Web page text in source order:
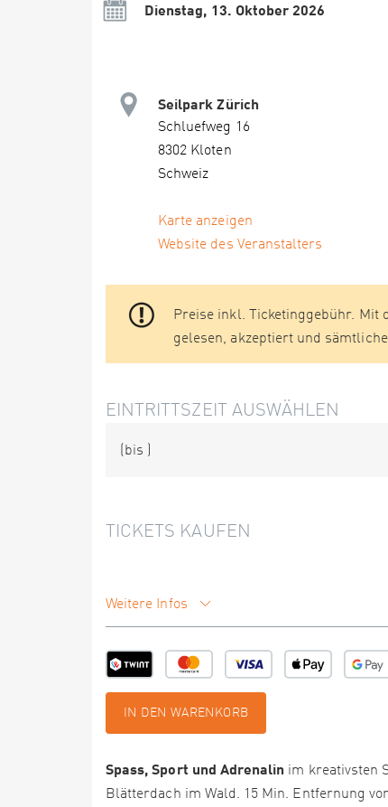
Dienstag, 13. Oktober 2026
Seilpark Zürich
Schluefweg 16
8302 Kloten
Schweiz
Karte anzeigen
Website des Veranstalters
Preise inkl. Ticketinggebühr. Mit
gelesen, akzeptiert und
EINTRITTSZEIT AUSWÄHLEN
(bis
TICKETS KAUFEN
Weitere Infos
IN DEN WARENKORB
Spass, Sport und Adrenalin im kreativsten
Blätterdach im Wald. 15 Min. Entfernung